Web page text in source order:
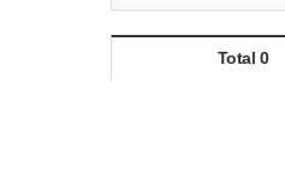
Total 0